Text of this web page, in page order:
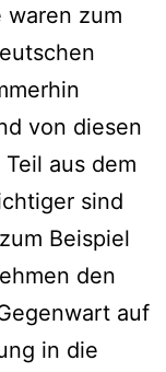
waren zum
von diesen
aus dem
sind
Beispiel
den
auf
in die